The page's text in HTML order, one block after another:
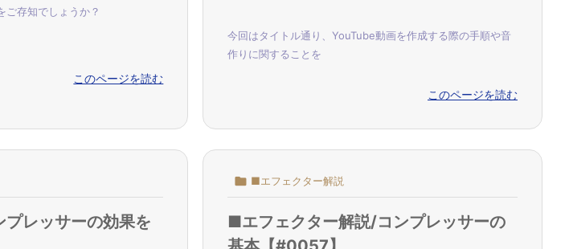
ご存知でしょうか？
このページを読む
今回はタイトル通り、YouTube動画を作成する際の手順や音
作りに関することを
このページを読む
レッサーの効果を
 ■エフェクター解説
■エフェクター解説/コンプレッサーの